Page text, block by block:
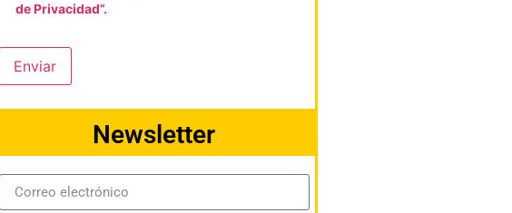
de Privacidad”.
Enviar
Newsletter